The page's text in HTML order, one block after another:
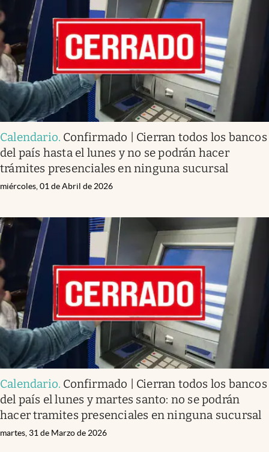
Calendario. Confirmado | Cierran todos los bancos
del país hasta el lunes y no se podrán hacer
trámites presenciales en ninguna sucursal
miércoles, 01 de Abril de 2026
Calendario. Confirmado | Cierran todos los bancos
del país el lunes y martes santo: no se podrán
hacer tramites presenciales en ninguna sucursal
martes, 31 de Marzo de 2026